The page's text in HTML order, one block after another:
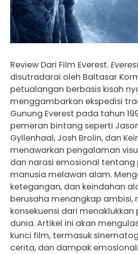
Review Dari Film Everest.
disutradarai oleh Baltasar
petualangan berbasis kisah
menggambarkan ekspedisi
Gunung Everest pada tahun
pemeran bintang seperti
Gyllenhaal, Josh Brolin, dan
menawarkan pengalaman
dan narasi emosional tentang
manusia melawan alam.
ketegangan, dan keindahan
berusaha menangkap ambisi,
konsekuensi dari
dunia. Artikel ini akan
kunci film, termasuk
cerita, dan dampak